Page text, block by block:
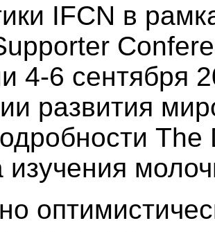
IFCN в
4-6 сентября
развития
изучения